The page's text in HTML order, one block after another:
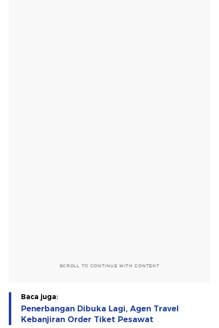
SCROLL TO CONTINUE WITH CONTENT
Baca juga:
Penerbangan Dibuka Lagi, Agen Travel
Kebanjiran Order Tiket Pesawat